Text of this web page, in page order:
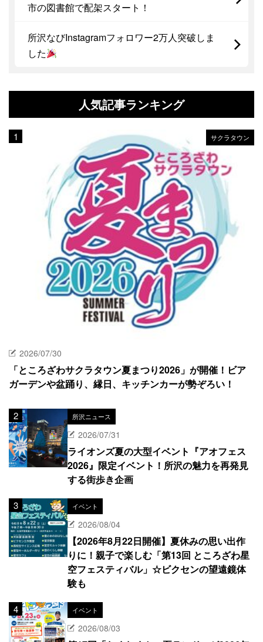
市の図書館で配架スタート！
所沢なびInstagramフォロワー2万人突破しま
した
人気記事ランキング
サクラタウン
2026/07/30
「ところざわサクラタウン夏まつり2026」が開催！ビア
ガーデンや盆踊り、縁日、キッチンカーが勢ぞろい！
所沢ニュース
2026/07/31
ライオンズ夏の大型イベント『アオフェス
2026』限定イベント！所沢の魅力を再発見
する街歩き企画
イベント
2026/08/04
【2026年8月22日開催】夏休みの思い出作
りに！親子で楽しむ「第13回 ところざわ星
空フェスティバル」☆ビクセンの望遠鏡体
験も
イベント
2026/08/03